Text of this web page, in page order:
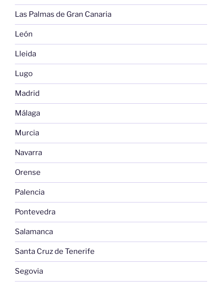
Las Palmas de Gran Canaria
León
Lleida
Lugo
Madrid
Málaga
Murcia
Navarra
Orense
Palencia
Pontevedra
Salamanca
Santa Cruz de Tenerife
Segovia